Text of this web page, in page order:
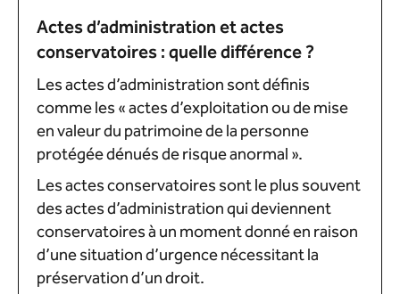
Actes d’administration et actes
conservatoires : quelle différence ?
Les actes d’administration sont définis
comme les « actes d’exploitation ou de mise
en valeur du patrimoine de la personne
protégée dénués de risque anormal ».
Les actes conservatoires sont le plus souvent
des actes d’administration qui deviennent
conservatoires à un moment donné en raison
d’une situation d’urgence nécessitant la
préservation d’un droit.